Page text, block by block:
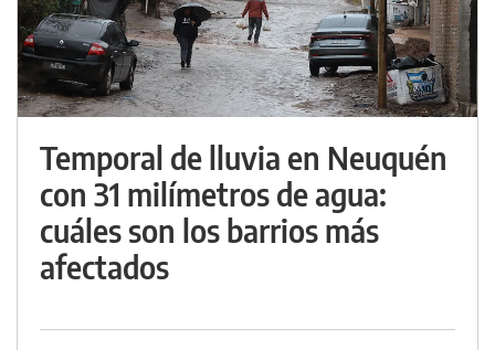
Temporal de lluvia en Neuquén
con 31 milímetros de agua:
cuáles son los barrios más
afectados